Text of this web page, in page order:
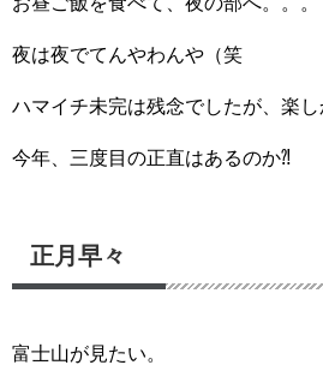
夜は夜でてんやわんや（笑
ハマイチ未完は残念でしたが、楽し
今年、三度目の正直はあるのか⁈
正月早々
富士山が見たい。